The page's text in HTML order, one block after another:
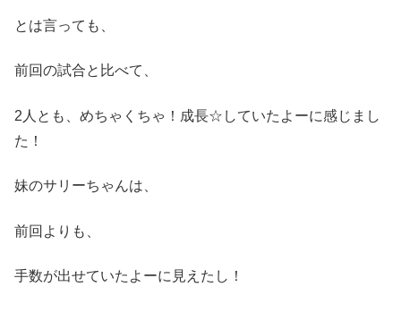
とは言っても、
前回の試合と比べて、
2人とも、めちゃくちゃ！成長☆していたよーに感じまし
た！
妹のサリーちゃんは、
前回よりも、
手数が出せていたよーに見えたし！